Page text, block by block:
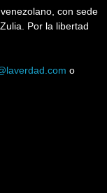
con sede
Por la libertad
o